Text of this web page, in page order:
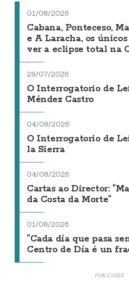
01/08/2026
Cabana, Ponteceso,
e A Laracha, os
ver a eclipse total na
29/07/2026
O Interrogatorio de
Méndez Castro
04/08/2026
O Interrogatorio de
la Sierra
04/08/2026
Cartas ao Director:
da Costa da Morte"
01/08/2026
"Cada día que pasa
Centro de Día é un